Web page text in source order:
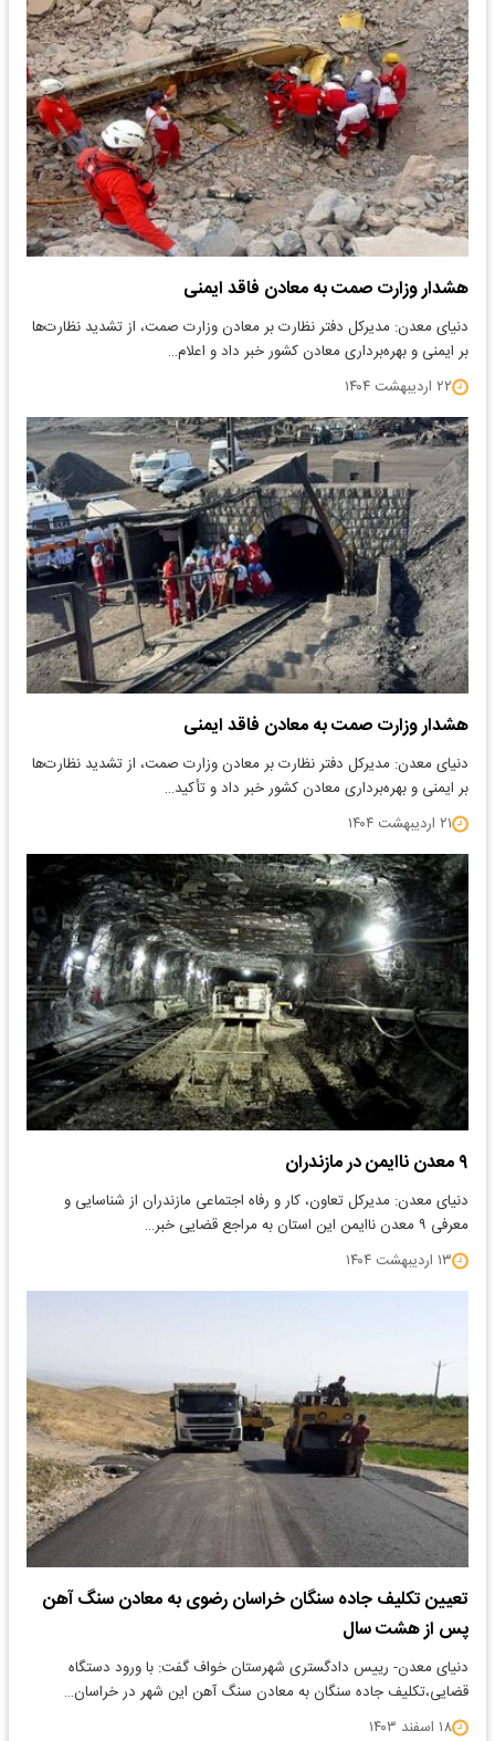
هشدار وزارت صمت به معادن فاقد ایمنی
دنیای معدن: مدیرکل دفتر نظارت بر معادن وزارت صمت، از تشدید نظارت‌ها
بر ایمنی و بهره‌برداری معادن کشور خبر داد و اعلام…
۲۲ اردیبهشت ۱۴۰۴
هشدار وزارت صمت به معادن فاقد ایمنی
دنیای معدن: مدیرکل دفتر نظارت بر معادن وزارت صمت، از تشدید نظارت‌ها
بر ایمنی و بهره‌برداری معادن کشور خبر داد و تأکید…
۲۱ اردیبهشت ۱۴۰۴
۹ معدن ناایمن در مازندران
دنیای معدن: مدیرکل تعاون، کار و رفاه اجتماعی مازندران از شناسایی و
معرفی ۹ معدن ناایمن این استان به مراجع قضایی خبر…
۱۳ اردیبهشت ۱۴۰۴
تعیین تکلیف جاده سنگان خراسان رضوی به معادن سنگ آهن
پس از هشت سال
​دنیای معدن- رییس دادگستری شهرستان خواف گفت: با ورود دستگاه
قضایی،تکلیف جاده سنگان به معادن سنگ آهن این شهر در خراسان…
۱۸ اسفند ۱۴۰۳